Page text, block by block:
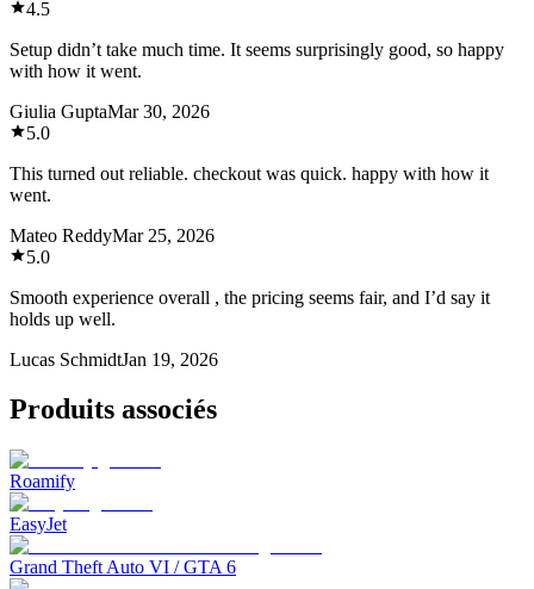
4.5
Setup didn’t take much time. It seems surprisingly good, so happy
with how it went.
Giulia GuptaMar 30, 2026
5.0
This turned out reliable. checkout was quick. happy with how it
went.
Mateo ReddyMar 25, 2026
5.0
Smooth experience overall , the pricing seems fair, and I’d say it
holds up well.
Lucas SchmidtJan 19, 2026
Produits associés
Roamify
EasyJet
Grand Theft Auto VI / GTA 6